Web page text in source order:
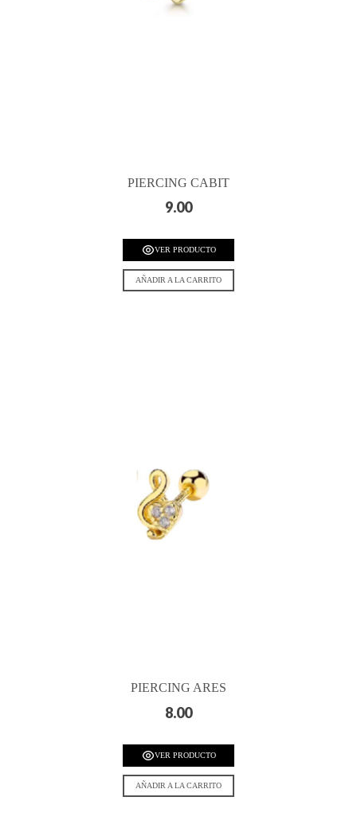
PIERCING CABIT
9.00
VER PRODUCTO
AÑADIR A LA CARRITO
PIERCING ARES
8.00
VER PRODUCTO
AÑADIR A LA CARRITO